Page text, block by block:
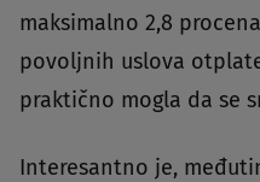
maksimalno 2,8
povoljnih uslova
praktično mogla da se
Interesantno je,